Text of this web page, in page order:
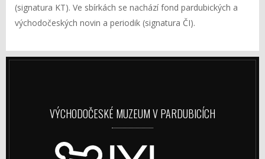
(signatura KT). Ve sbírkách se nachází fond pardubických a
východočeských novin a periodik (signatura ČI).
VÝCHODOČESKÉ MUZEUM V PARDUBICÍCH